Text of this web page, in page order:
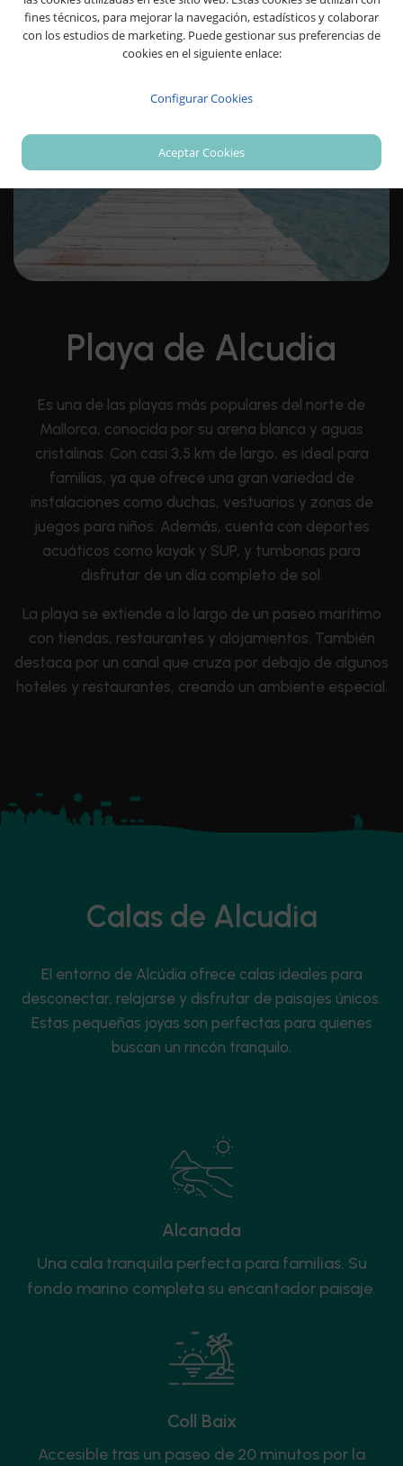
Playa de Alcudia
Es una de las playas más populares del norte de
Mallorca, conocida por su arena blanca y aguas
cristalinas. Con casi 3,5 km de largo, es ideal para
familias, ya que ofrece una gran variedad de
instalaciones como duchas, vestuarios y zonas de
juegos para niños. Además, cuenta con deportes
acuáticos como kayak y SUP, y tumbonas para
disfrutar de un día completo de sol.
La playa se extiende a lo largo de un paseo marítimo
con tiendas, restaurantes y alojamientos. También
destaca por un canal que cruza por debajo de algunos
hoteles y restaurantes, creando un ambiente especial.
Calas de Alcudia
El entorno de Alcúdia ofrece calas ideales para
desconectar, relajarse y disfrutar de paisajes únicos.
Estas pequeñas joyas son perfectas para quienes
buscan un rincón tranquilo.
Alcanada
Una cala tranquila perfecta para familias. Su
fondo marino completa su encantador paisaje.
Coll Baix
Accesible tras un paseo de 20 minutos por la
fines técnicos, para mejorar la navegación, estadísticos y colaborar
con los estudios de marketing. Puede gestionar sus preferencias de
cookies en el siguiente enlace:
Configurar Cookies
Aceptar Cookies